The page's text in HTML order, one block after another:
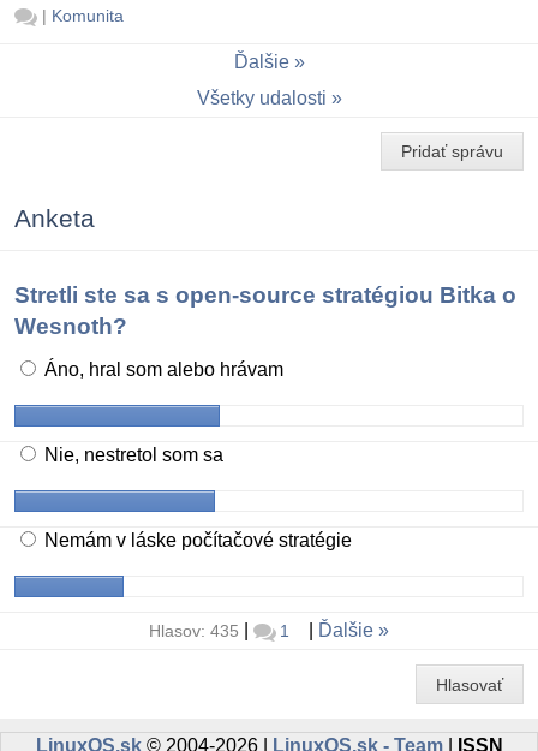
| Komunita
Ďalšie
Všetky udalosti
Pridať správu
Anketa
Stretli ste sa s open-source stratégiou Bitka o
Wesnoth?
Áno, hral som alebo hrávam
Nie, nestretol som sa
Nemám v láske počítačové stratégie
Hlasov: 435 1 Ďalšie
Hlasovať
LinuxOS.sk© 2004-2026 | LinuxOS.sk - Team| ISSN